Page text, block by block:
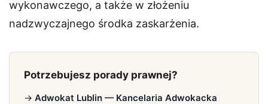
wykonawczego, a także w złożeniu
nadzwyczajnego środka zaskarżenia.
Potrzebujesz porady prawnej?
→ Adwokat Lublin — Kancelaria Adwokacka